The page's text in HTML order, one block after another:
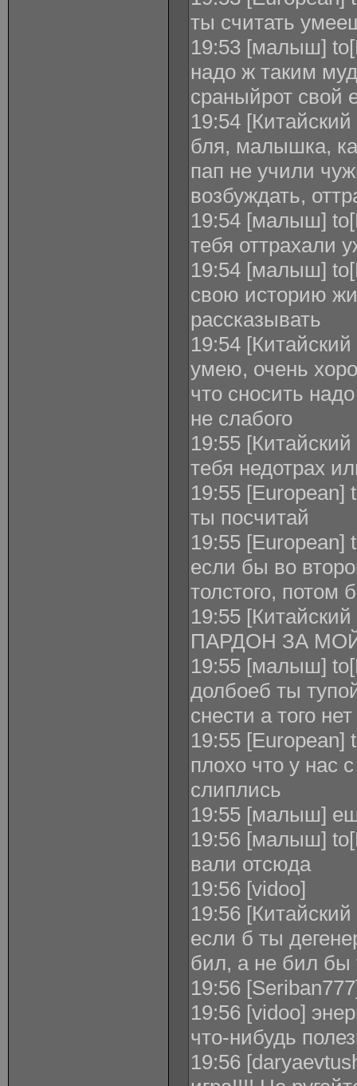
ты считать
19:53 [малыш]
надо ж таким
сраныйрот свой
19:54
бля, малышка,
пап не учили
возбуждать,
19:54 [малыш]
тебя оттрахали
19:54 [малыш]
свою историю
рассказывать
19:54
умею, очень
что сносить
не слабого
19:55
тебя недотрах
19:55 [European]
ты посчитай
19:55 [European]
если бы во
толстого, потом
19:55
ПАРДОН ЗА
19:55 [малыш]
долбоеб ты
снести а того нет
19:55 [European]
плохо что у нас
слиплись
19:55 [малыш]
19:56 [малыш]
вали отсюда
19:56 [vidoo]
19:56
если б ты
бил, а не бил бы
19:56
19:56 [vidoo]
что-нибудь
19:56